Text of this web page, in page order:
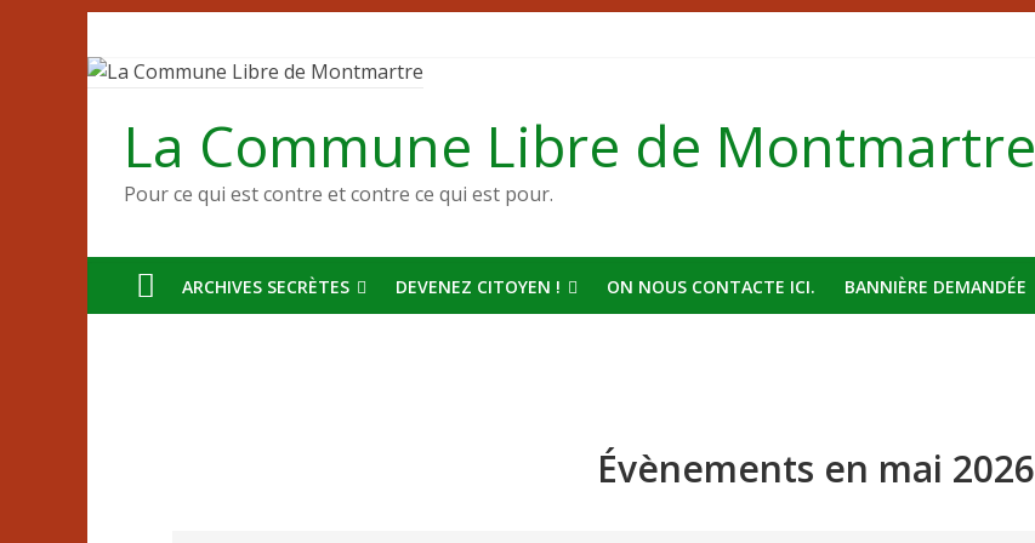
au
contenu
La Commune Libre de Montmartre
Pour ce qui est contre et contre ce qui est pour.
ARCHIVES SECRÈTES DEVENEZ CITOYEN ! ON NOUS CONTACTE ICI. BANNIÈRE DEMANDÉE
Évènements en mai 2026